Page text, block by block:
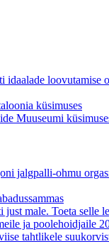
idaalade loovutamise
küsimuses
Muuseumi
jalgpalli-ohmu
male. Toeta selle
ja poolehoidjaile
tahtlikele